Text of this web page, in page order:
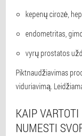
kepenų cirozė,
endometritas,
vyrų prostatos
Piktnaudžiavimas
viduriavimą.
KAIP
NUMESTI